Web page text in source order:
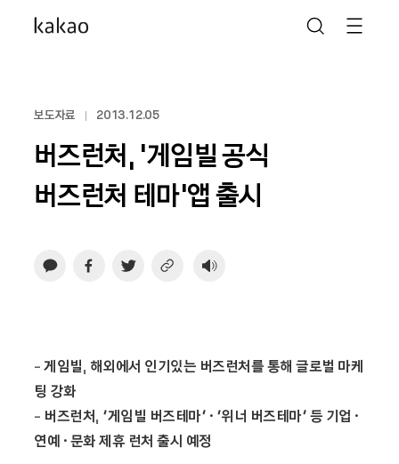
보도자료 2013.12.05
버즈런처, ‘게임빌 공식
버즈런처 테마’앱 출시
-게임빌, 해외에서 인기있는 버즈런처를 통해 글로벌 마케
팅 강화
- 버즈런처, ‘게임빌 버즈테마’ · ‘위너 버즈테마’ 등 기업 ·
연예 · 문화 제휴 런처 출시 예정